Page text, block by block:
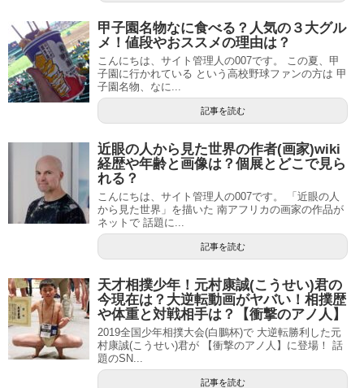
甲子園名物なに食べる？人気の３大グル
メ！値段やおススメの理由は？
こんにちは、サイト管理人の007です。 この夏、甲
子園に行かれている という高校野球ファンの方は 甲
子園名物、なに...
記事を読む
近眼の人から見た世界の作者(画家)wiki
経歴や年齢と画像は？個展とどこで見ら
れる？
こんにちは、サイト管理人の007です。 「近眼の人
から見た世界」を描いた 南アフリカの画家の作品が
ネットで 話題に...
記事を読む
天才相撲少年！元村康誠(こうせい)君の
今現在は？大逆転動画がヤバい！相撲歴
や体重と対戦相手は？【衝撃のアノ人】
2019全国少年相撲大会(白鵬杯)で 大逆転勝利した元
村康誠(こうせい)君が 【衝撃のアノ人】に登場！ 話
題のSN...
記事を読む